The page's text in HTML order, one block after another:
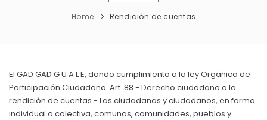
Costumbres y Tradiciones
Ubicación
NEW
GESTIÓN Y PRESUPUESTO
Sesiones Extraordinarias
Resoluciones
CIUDADANÍA ACTIVA
Solicitud de acceso información pública
TURISMO
Home Rendición de cuentas
El GAD GAD G U A L E, dando cumplimiento a la ley Orgánica de
Participación Ciudadana. Art. 88.- Derecho ciudadano a la
rendición de cuentas.- Las ciudadanas y ciudadanos, en forma
individual o colectiva, comunas, comunidades, pueblos y